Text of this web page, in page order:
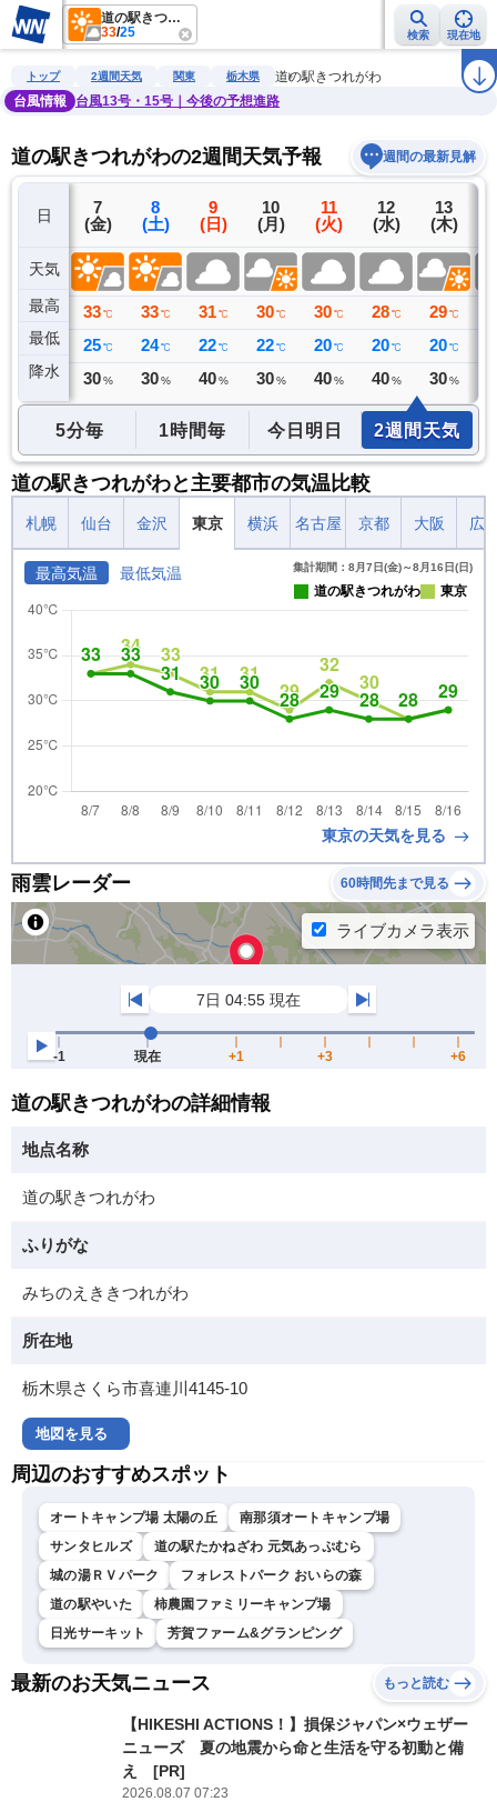
道の駅きつれがわ
33/25 検索 現在地
雨雲レーダー 台風情報 地震情報 警報・注意報 ラ
トップ 2週間天気 関東 栃木県
道の駅きつれがわ
台風情報
台風13号・15号｜今後の予想進路
道の駅きつれがわの2週間天気予報 週間の最新見解
日
天気
最高
最低
降水
6
(木)
32 ℃
21 ℃
0 ミリ
7
(金)
33 ℃
25 ℃
30 %
8
(土)
33 ℃
24 ℃
30 %
9
(日)
31 ℃
22 ℃
40 %
10
(月)
30 ℃
22 ℃
30 %
11
(火)
30 ℃
20 ℃
40 %
12
(水)
28 ℃
20 ℃
40 %
13
(木)
29 ℃
20 ℃
30 %
5分毎 1時間毎 今日明日 2週間天気
道の駅きつれがわと主要都市の気温比較
札幌 仙台 金沢 東京 横浜 名古屋 京都 大阪 広
最高気温 最低気温 集計期間：8月7日(金)～8月16日(日)
道の駅きつれがわ 東京
東京の天気を見る
雨雲レーダー 60時間先まで見る
道の駅きつれがわの詳細情報
地点名称
道の駅きつれがわ
ふりがな
みちのえききつれがわ
所在地
栃木県さくら市喜連川4145-10
地図を見る
周辺のおすすめスポット
オートキャンプ場 太陽の丘
南那須オートキャンプ場
サンタヒルズ
道の駅たかねざわ 元気あっぷむら
城の湯ＲＶパーク
フォレストパーク おいらの森
道の駅やいた
柿農園ファミリーキャンプ場
日光サーキット
芳賀ファーム&グランピング
最新のお天気ニュース もっと読む
【HIKESHI ACTIONS！】損保ジャパン×ウェザー
ニューズ 夏の地震から命と生活を守る初動と備
え [PR]
2026.08.07 07:23